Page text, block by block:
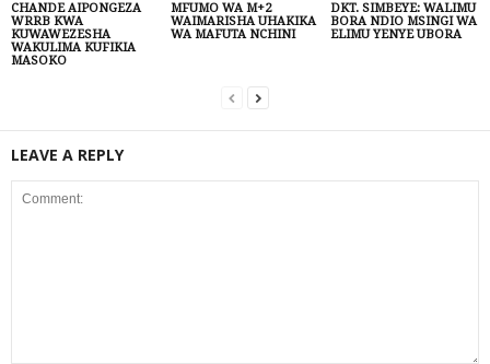
CHANDE AIPONGEZA
WRRB KWA
KUWAWEZESHA
WAKULIMA KUFIKIA
MASOKO
MFUMO WA M+2
WAIMARISHA UHAKIKA
WA MAFUTA NCHINI
DKT. SIMBEYE: WALIMU
BORA NDIO MSINGI WA
ELIMU YENYE UBORA
LEAVE A REPLY